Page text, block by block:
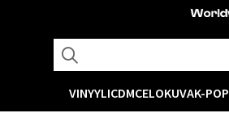
VINYYLICDMCELOKUVAK-POP